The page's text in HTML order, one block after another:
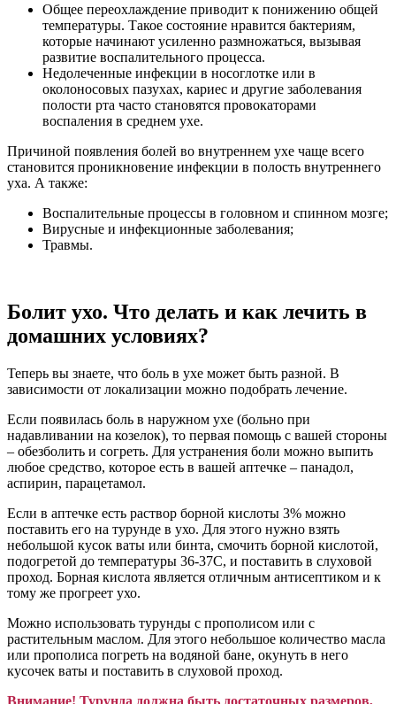
Общее переохлаждение приводит к понижению общей
температуры. Такое состояние нравится бактериям,
которые начинают усиленно размножаться, вызывая
развитие воспалительного процесса.
Недолеченные инфекции в носоглотке или в
околоносовых пазухах, кариес и другие заболевания
полости рта часто становятся провокаторами
воспаления в среднем ухе.
Причиной появления болей во внутреннем ухе чаще всего
становится проникновение инфекции в полость внутреннего
уха. А также:
Воспалительные процессы в головном и спинном мозге;
Вирусные и инфекционные заболевания;
Травмы.
Болит ухо. Что делать и как лечить в
домашних условиях?
Теперь вы знаете, что боль в ухе может быть разной. В
зависимости от локализации можно подобрать лечение.
Если появилась боль в наружном ухе (больно при
надавливании на козелок), то первая помощь с вашей стороны
– обезболить и согреть. Для устранения боли можно выпить
любое средство, которое есть в вашей аптечке – панадол,
аспирин, парацетамол.
Если в аптечке есть раствор борной кислоты 3% можно
поставить его на турунде в ухо. Для этого нужно взять
небольшой кусок ваты или бинта, смочить борной кислотой,
подогретой до температуры 36-37С, и поставить в слуховой
проход. Борная кислота является отличным антисептиком и к
тому же прогреет ухо.
Можно использовать турунды с прополисом или с
растительным маслом. Для этого небольшое количество масла
или прополиса погреть на водяной бане, окунуть в него
кусочек ваты и поставить в слуховой проход.